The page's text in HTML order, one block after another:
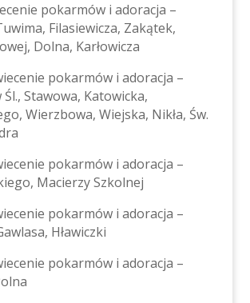
pokarmów i adoracja –
Filasiewicza, Zakątek,
Dolna, Karłowicza
pokarmów i adoracja –
Stawowa, Katowicka,
Wierzbowa, Wiejska, Nikła, Św.
pokarmów i adoracja –
Macierzy Szkolnej
pokarmów i adoracja –
Hławiczki
pokarmów i adoracja –